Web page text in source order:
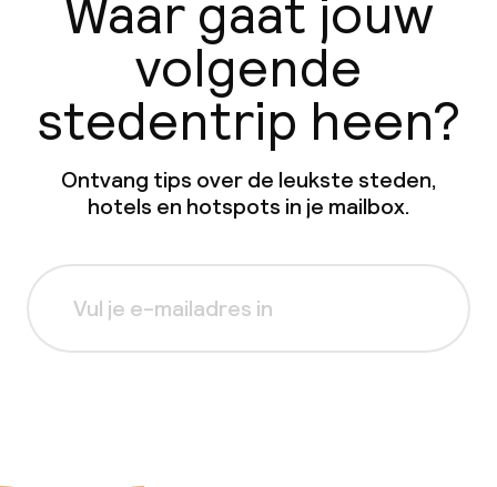
Waar gaat jouw
volgende
stedentrip heen?
Ontvang tips over de leukste steden,
hotels en hotspots in je mailbox.